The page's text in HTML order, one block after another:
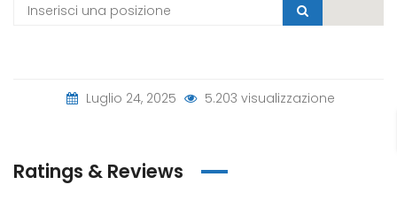
Luglio 24, 2025 5.203 visualizzazione
Ratings & Reviews